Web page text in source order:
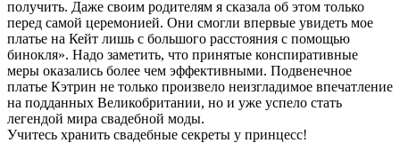
получить. Даже своим родителям я сказала об этом только
перед самой церемонией. Они смогли впервые увидеть мое
платье на Кейт лишь с большого расстояния с помощью
бинокля». Надо заметить, что принятые конспиративные
меры оказались более чем эффективными. Подвенечное
платье Кэтрин не только произвело неизгладимое впечатление
на подданных Великобритании, но и уже успело стать
легендой мира свадебной моды.
Учитесь хранить свадебные секреты у принцесс!